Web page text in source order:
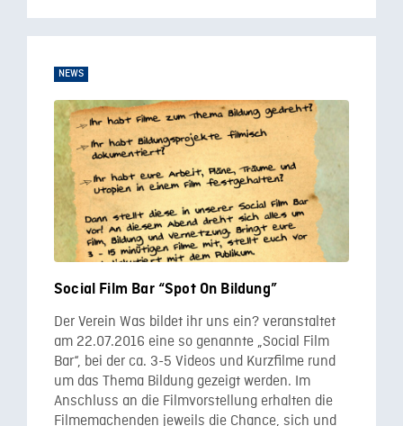
NEWS
Social Film Bar “Spot On Bildung”
Der Verein Was bildet ihr uns ein? veranstaltet
am 22.07.2016 eine so genannte „Social Film
Bar“, bei der ca. 3-5 Videos und Kurzfilme rund
um das Thema Bildung gezeigt werden. Im
Anschluss an die Filmvorstellung erhalten die
Filmemachenden jeweils die Chance, sich und